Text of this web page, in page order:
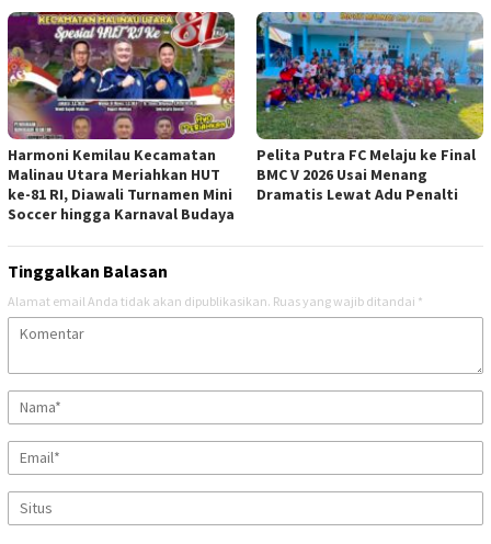
Harmoni Kemilau Kecamatan
Malinau Utara Meriahkan HUT
ke-81 RI, Diawali Turnamen Mini
Soccer hingga Karnaval Budaya
Pelita Putra FC Melaju ke Final
BMC V 2026 Usai Menang
Dramatis Lewat Adu Penalti
Tinggalkan Balasan
Alamat email Anda tidak akan dipublikasikan. Ruas yang wajib ditandai *